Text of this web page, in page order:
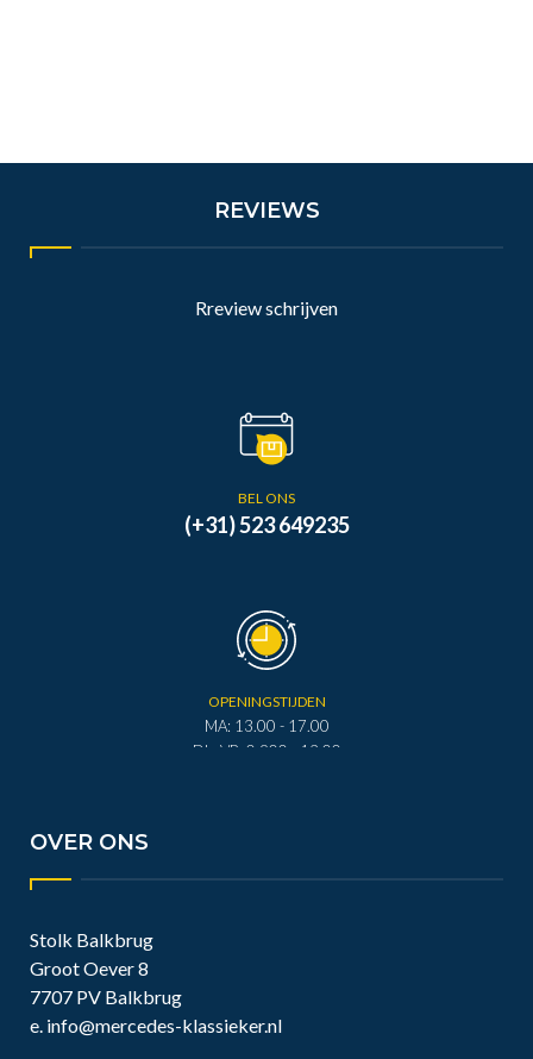
REVIEWS
Rreview schrijven
BEL ONS
(+31) 523 649235
OPENINGSTIJDEN
MA: 13.00 - 17.00
DI - VR: 0.900 - 12.00
OVER ONS
Stolk Balkbrug
Groot Oever 8
7707 PV Balkbrug
e. info@mercedes-klassieker.nl